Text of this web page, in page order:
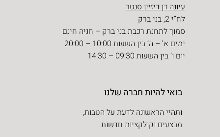
עיונה דן דיזיין סנטר
לח”י 2, בני ברק
סמוך לתחנת רכבת בני ברק – חניה חינם
ימים א’ – ה’ בין השעות 10:00 – 20:00
יום ו’ בין השעות 09:30 – 14:30
בואי להיות חברה שלנו
ותהיי הראשונה לדעת על הטבות,
מבצעים וקולקציות חדשות